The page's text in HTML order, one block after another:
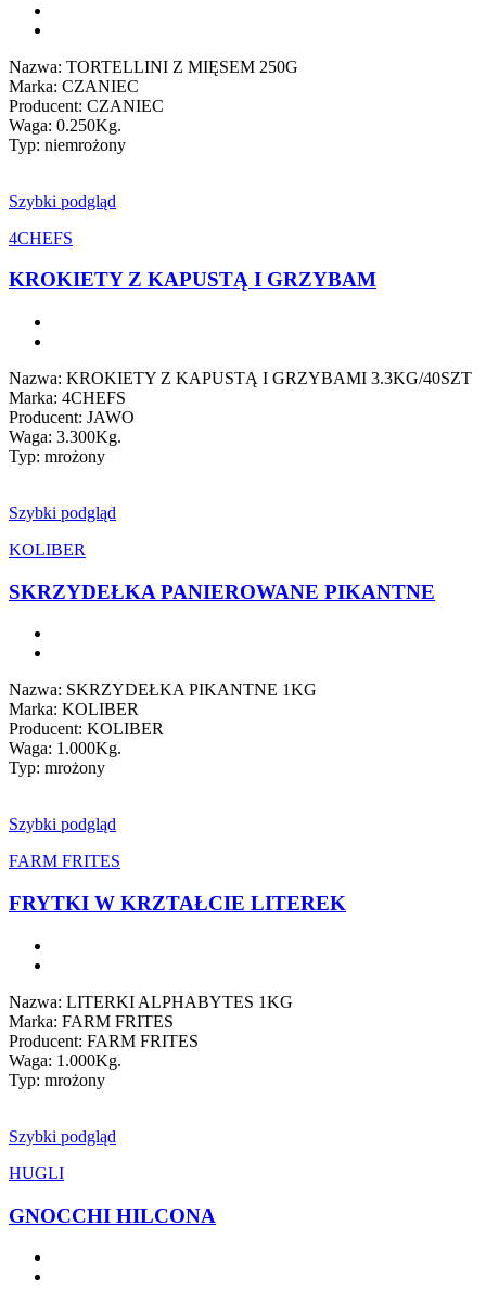
Nazwa: TORTELLINI Z MIĘSEM 250G
Marka: CZANIEC
Producent: CZANIEC
Waga: 0.250Kg.
Typ: niemrożony
Szybki podgląd
4CHEFS
KROKIETY Z KAPUSTĄ I GRZYBAM
Nazwa: KROKIETY Z KAPUSTĄ I GRZYBAMI 3.3KG/40SZT
Marka: 4CHEFS
Producent: JAWO
Waga: 3.300Kg.
Typ: mrożony
Szybki podgląd
KOLIBER
SKRZYDEŁKA PANIEROWANE PIKANTNE
Nazwa: SKRZYDEŁKA PIKANTNE 1KG
Marka: KOLIBER
Producent: KOLIBER
Waga: 1.000Kg.
Typ: mrożony
Szybki podgląd
FARM FRITES
FRYTKI W KRZTAŁCIE LITEREK
Nazwa: LITERKI ALPHABYTES 1KG
Marka: FARM FRITES
Producent: FARM FRITES
Waga: 1.000Kg.
Typ: mrożony
Szybki podgląd
HUGLI
GNOCCHI HILCONA